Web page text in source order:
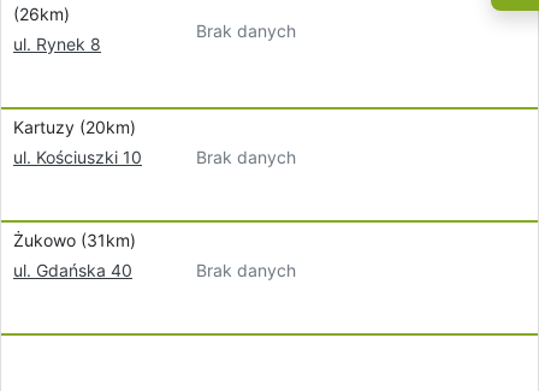
(26km)
ul. Rynek 8
Brak danych
Kartuzy (20km)
ul. Kościuszki 10
Brak danych
Żukowo (31km)
ul. Gdańska 40
Brak danych